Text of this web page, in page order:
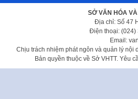
SỞ VĂN HÓA
Địa chỉ: Số 47
Điện thoại: (024)
Email:
Chịu trách nhiệm phát ngôn và quản lý nội
Bản quyền thuộc về Sở VHTT. Yêu